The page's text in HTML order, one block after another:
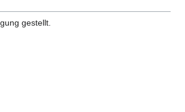
gestellt.